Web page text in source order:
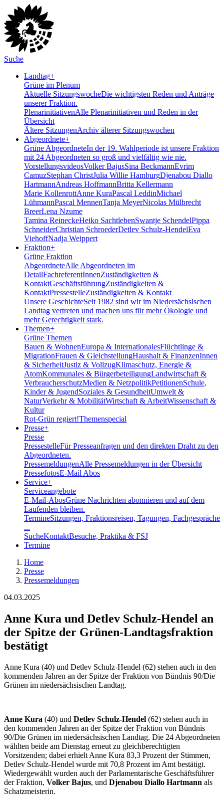
Suche
Landtag+
Grüne im Plenum
Aktuelle SitzungswocheDie wichtigsten Reden und Anträge
unserer Fraktion.
PlenarinitiativenAlle Plenarinitiativen und Reden in der
Übersicht
Ältere SitzungenArchiv älterer Sitzungswochen
Abgeordnete+
Grüne AbgeordneteIn der 19. Wahlperiode ist unsere Fraktion
mit 24 Abgeordneten so groß und vielfältig wie nie.
VorstellungsvideosVolker BajusSina BeckmannEvrim
CamuzStephan ChristJulia Willie HamburgDjenabou Diallo
HartmannAndreas HoffmannBritta Kellermann
Marie KollenrottAnne KuraPascal LeddinMichael
LühmannPascal MennenTanja MeyerNicolas Mülbrecht
BreerLena Nzume
Tamina ReineckeHeiko SachtlebenSwantje SchendelPippa
SchneiderChristian SchroederDetlev Schulz-HendelEva
ViehoffNadja Weippert
Fraktion+
Grüne Fraktion
AbgeordneteAlle Abgeordneten im
DetailFachreferentInnenZuständigkeiten &
KontaktGeschäftsführungZuständigkeiten &
KontaktPressestelleZuständigkeiten & Kontakt
Unsere GeschichteSeit 1982 sind wir im Nieder­sächsischen
Landtag vertreten und machen uns für mehr Ökologie und
mehr Gerechtigkeit stark.
Themen+
Grüne Themen
Bauen & WohnenEuropa & InternationalesFlüchtlinge &
MigrationFrauen & GleichstellungHaushalt & FinanzenInnen
& SicherheitJustiz & VollzugKlimaschutz, Energie &
AtomKommunales & BürgerbeteiligungLandwirtschaft &
VerbraucherschutzMedien & NetzpolitikPetitionenSchule,
Kinder & JugendSoziales & GesundheitUmwelt &
NaturVerkehr & MobilitätWirtschaft & ArbeitWissenschaft &
Kultur
Rot-Grün regiert!Themenspecial
Presse+
Presse
PressestelleFür Presseanfragen und den direkten Draht zu den
Abgeordneten.
PressemeldungenAlle Pressemeldungen in der Übersicht
PressefotosE-Mail Abos
Service+
Serviceangebote
E-Mail-AbosGrüne Nachrichten abonnieren und auf dem
Laufenden bleiben.
TermineSitzungen, Fraktionsreisen, Tagungen, Fachgespräche
...
SucheKontaktBesuche, Praktika & FSJ
Termine
Home
Presse
Pressemeldungen
04.03.2025
Anne Kura und Detlev Schulz-Hendel an
der Spitze der Grünen-Landtagsfraktion
bestätigt
Anne Kura (40) und Detlev Schulz-Hendel (62) stehen auch in den
kommenden Jahren an der Spitze der Fraktion von Bündnis 90/Die
Grünen im niedersächsischen Landtag.
Anne Kura (40) und Detlev Schulz-Hendel (62) stehen auch in
den kommenden Jahren an der Spitze der Fraktion von Bündnis
90/Die Grünen im niedersächsischen Landtag. Die 24 Abgeordneten
wählten beide am Dienstag erneut zu gleichberechtigten
Vorsitzenden; dabei erhielt Anne Kura 83,3 Prozent der Stimmen,
Detlev Schulz-Hendel wurde mit 70,8 Prozent im Amt bestätigt.
Wiedergewählt wurden auch der Parlamentarische Geschäftsführer
der Fraktion, Volker Bajus, und Djenabou Diallo Hartmann als
Schatzmeisterin.